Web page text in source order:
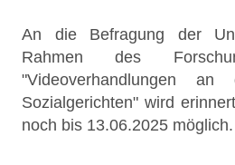
An die Befragung der
Rahmen des
"Videoverhandlungen
Sozialgerichten" wird
noch bis 13.06.2025 möglich.